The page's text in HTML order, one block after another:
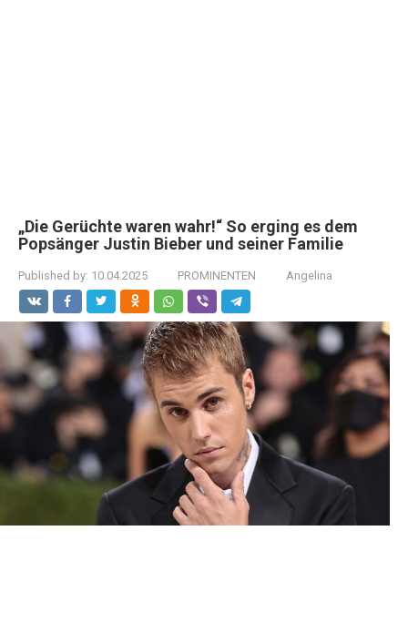
„Die Gerüchte waren wahr!“ So erging es dem
Popsänger Justin Bieber und seiner Familie
Published by: 10.04.2025 PROMINENTEN Angelina